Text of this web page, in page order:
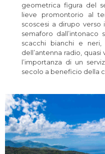
geometrica figura del
lieve promontorio al
scoscesi a dirupo
semaforo dall’intonaco
scacchi bianchi e
dell’antenna radio,
l’importanza di un
secolo a beneficio della